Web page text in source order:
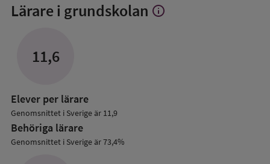
Lärare i grundskolan Visa
info
11,6
Elever per lärare
Genomsnittet i Sverige är 11,9
Behöriga lärare
Genomsnittet i Sverige är 73,4%